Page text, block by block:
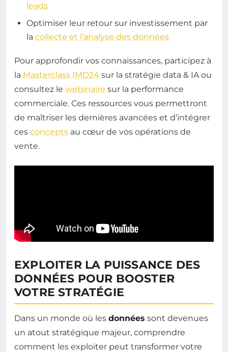
leads
Optimiser leur retour sur investissement par
la collecte et l’analyse des données
Pour approfondir vos connaissances, participez à
la Masterclass IMD24 sur la stratégie data & IA ou
consultez le webinaire sur la performance
commerciale. Ces ressources vous permettront
de maîtriser les dernières avancées et d’intégrer
ces concepts au cœur de vos opérations de
vente.
EXPLOITER LA PUISSANCE DES
DONNÉES POUR BOOSTER
VOTRE STRATÉGIE
Dans un monde où les données sont devenues
un atout stratégique majeur, comprendre
comment les exploiter peut transformer votre